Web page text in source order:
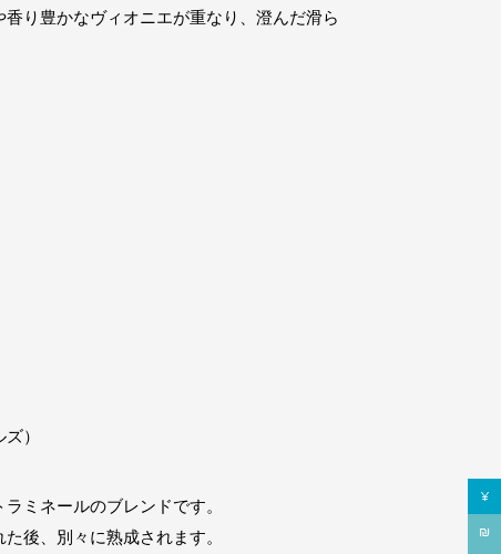
¥
₪
り豊かなヴィオニエが重なり、澄んだ滑ら
）
ミネールのブレンドです。
後、別々に熟成されます。